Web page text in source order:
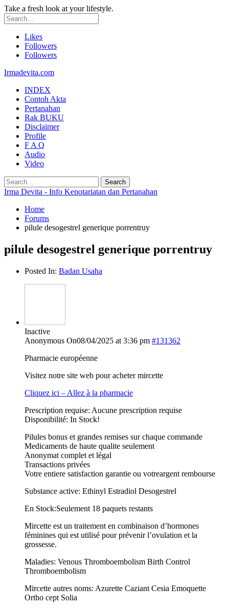
Take a fresh look at your lifestyle.
Likes
Followers
Followers
Irmadevita.com
INDEX
Contoh Akta
Pertanahan
Rak BUKU
Disclaimer
Profile
F A Q
Audio
Video
Irma Devita - Info Kenotariatan dan Pertanahan
Home
Forums
pilule desogestrel generique porrentruy
pilule desogestrel generique porrentruy
Posted In: Badan Usaha
Inactive
Anonymous On08/04/2025 at 3:36 pm #131362
Pharmacie européenne
Visitez notre site web pour acheter mircette
Cliquez ici – Allez à la pharmacie
Prescription requise: Aucune prescription requise
Disponibilité: In Stock!
Pilules bonus et grandes remises sur chaque commande
Medicaments de haute qualite seulement
Anonymat complet et légal
Transactions privées
Votre entiere satisfaction garantie ou votreargent rembourse
Substance active: Ethinyl Estradiol Desogestrel
En Stock:Seulement 18 paquets restants
Mircette est un traitement en combinaison d’hormones
féminines qui est utilisé pour prévenir l’ovulation et la
grossesse.
Maladies: Venous Thromboembolism Birth Control
Thromboembolism
Mircette autres noms: Azurette Caziant Cesia Emoquette
Ortho cept Solia